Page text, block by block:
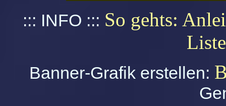
::: INFO ::: So gehts:
Liste
Banner-Grafik erstellen: